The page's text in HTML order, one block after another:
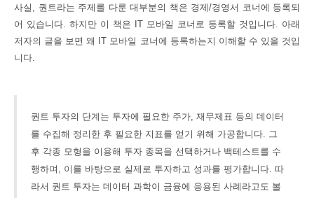
사실, 퀀트라는 주제를 다룬 대부분의 책은 경제/경영서 코너에 등록되
어 있습니다. 하지만 이 책은 IT 모바일 코너로 등록할 것입니다. 아래
저자의 글을 보면 왜 IT 모바일 코너에 등록하는지 이해할 수 있을 것입
니다.
퀀트 투자의 단계는 투자에 필요한 주가, 재무제표 등의 데이터
를 수집해 정리한 후 필요한 지표를 얻기 위해 가공합니다. 그
후 각종 모형을 이용해 투자 종목을 선택하거나 백테스트를 수
행하며, 이를 바탕으로 실제로 투자하고 성과를 평가합니다. 따
라서 퀀트 투자는 데이터 과학이 금융에 응용된 사례라고도 볼